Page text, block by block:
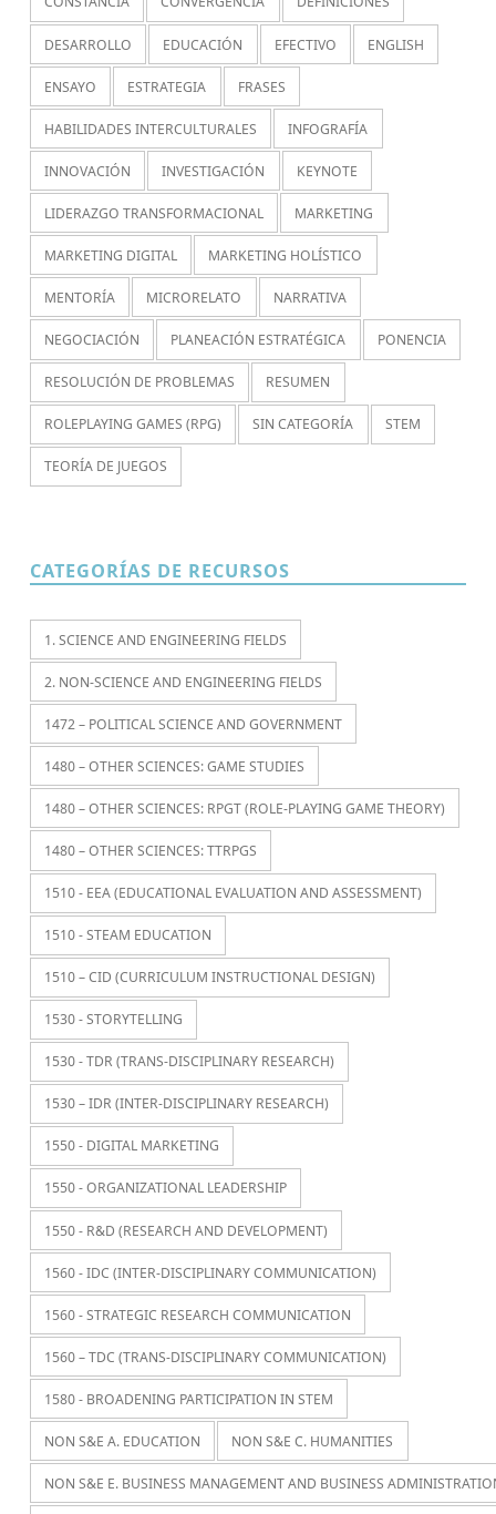
DESARROLLO EDUCACIÓN EFECTIVO ENGLISH
ENSAYO ESTRATEGIA FRASES
HABILIDADES INTERCULTURALES INFOGRAFÍA
INNOVACIÓN INVESTIGACIÓN KEYNOTE
LIDERAZGO TRANSFORMACIONAL MARKETING
MARKETING DIGITAL MARKETING HOLÍSTICO
MENTORÍA MICRORELATO NARRATIVA
NEGOCIACIÓN PLANEACIÓN ESTRATÉGICA PONENCIA
RESOLUCIÓN DE PROBLEMAS RESUMEN
ROLEPLAYING GAMES (RPG) SIN CATEGORÍA STEM
TEORÍA DE JUEGOS
CATEGORÍAS DE RECURSOS
1. SCIENCE AND ENGINEERING FIELDS
2. NON-SCIENCE AND ENGINEERING FIELDS
1472 – POLITICAL SCIENCE AND GOVERNMENT
1480 – OTHER SCIENCES: GAME STUDIES
1480 – OTHER SCIENCES: RPGT (ROLE-PLAYING GAME THEORY)
1480 – OTHER SCIENCES: TTRPGS
1510 - EEA (EDUCATIONAL EVALUATION AND ASSESSMENT)
1510 - STEAM EDUCATION
1510 – CID (CURRICULUM INSTRUCTIONAL DESIGN)
1530 - STORYTELLING
1530 - TDR (TRANS-DISCIPLINARY RESEARCH)
1530 – IDR (INTER-DISCIPLINARY RESEARCH)
1550 - DIGITAL MARKETING
1550 - ORGANIZATIONAL LEADERSHIP
1550 - R&D (RESEARCH AND DEVELOPMENT)
1560 - IDC (INTER-DISCIPLINARY COMMUNICATION)
1560 - STRATEGIC RESEARCH COMMUNICATION
1560 – TDC (TRANS-DISCIPLINARY COMMUNICATION)
1580 - BROADENING PARTICIPATION IN STEM
NON S&E A. EDUCATION NON S&E C. HUMANITIES
NON S&E E. BUSINESS MANAGEMENT AND BUSINESS